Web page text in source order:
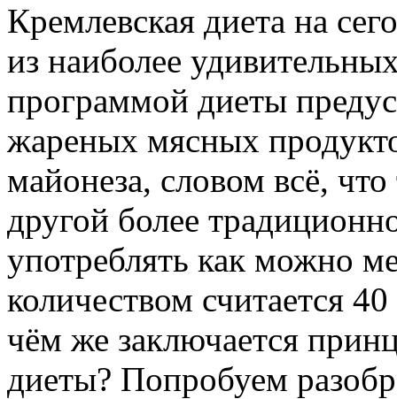
Кремлевская диета на
из наиболее
программой диеты
жареных мясных
майонеза, словом всё, что
другой более
употреблять как можно
количеством считается
чём же заключается
диеты? Попробуем